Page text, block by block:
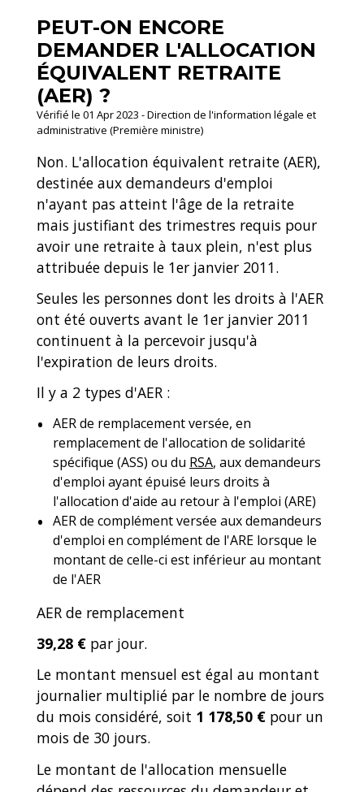
PEUT-ON ENCORE
DEMANDER L'ALLOCATION
ÉQUIVALENT RETRAITE
(AER) ?
Vérifié le 01 Apr 2023 - Direction de l'information légale et
administrative (Première ministre)
Non. L'allocation équivalent retraite (AER),
destinée aux demandeurs d'emploi
n'ayant pas atteint l'âge de la retraite
mais justifiant des trimestres requis pour
avoir une retraite à taux plein, n'est plus
attribuée depuis le 1er janvier 2011.
Seules les personnes dont les droits à l'AER
ont été ouverts avant le 1er janvier 2011
continuent à la percevoir jusqu'à
l'expiration de leurs droits.
Il y a 2 types d'AER :
AER de remplacement versée, en
remplacement de l'allocation de solidarité
spécifique (ASS) ou du RSA, aux demandeurs
d'emploi ayant épuisé leurs droits à
l'allocation d'aide au retour à l'emploi (ARE)
AER de complément versée aux demandeurs
d'emploi en complément de l'ARE lorsque le
montant de celle-ci est inférieur au montant
de l'AER
AER de remplacement
39,28 € par jour.
Le montant mensuel est égal au montant
journalier multiplié par le nombre de jours
du mois considéré, soit 1 178,50 € pour un
mois de 30 jours.
Le montant de l'allocation mensuelle